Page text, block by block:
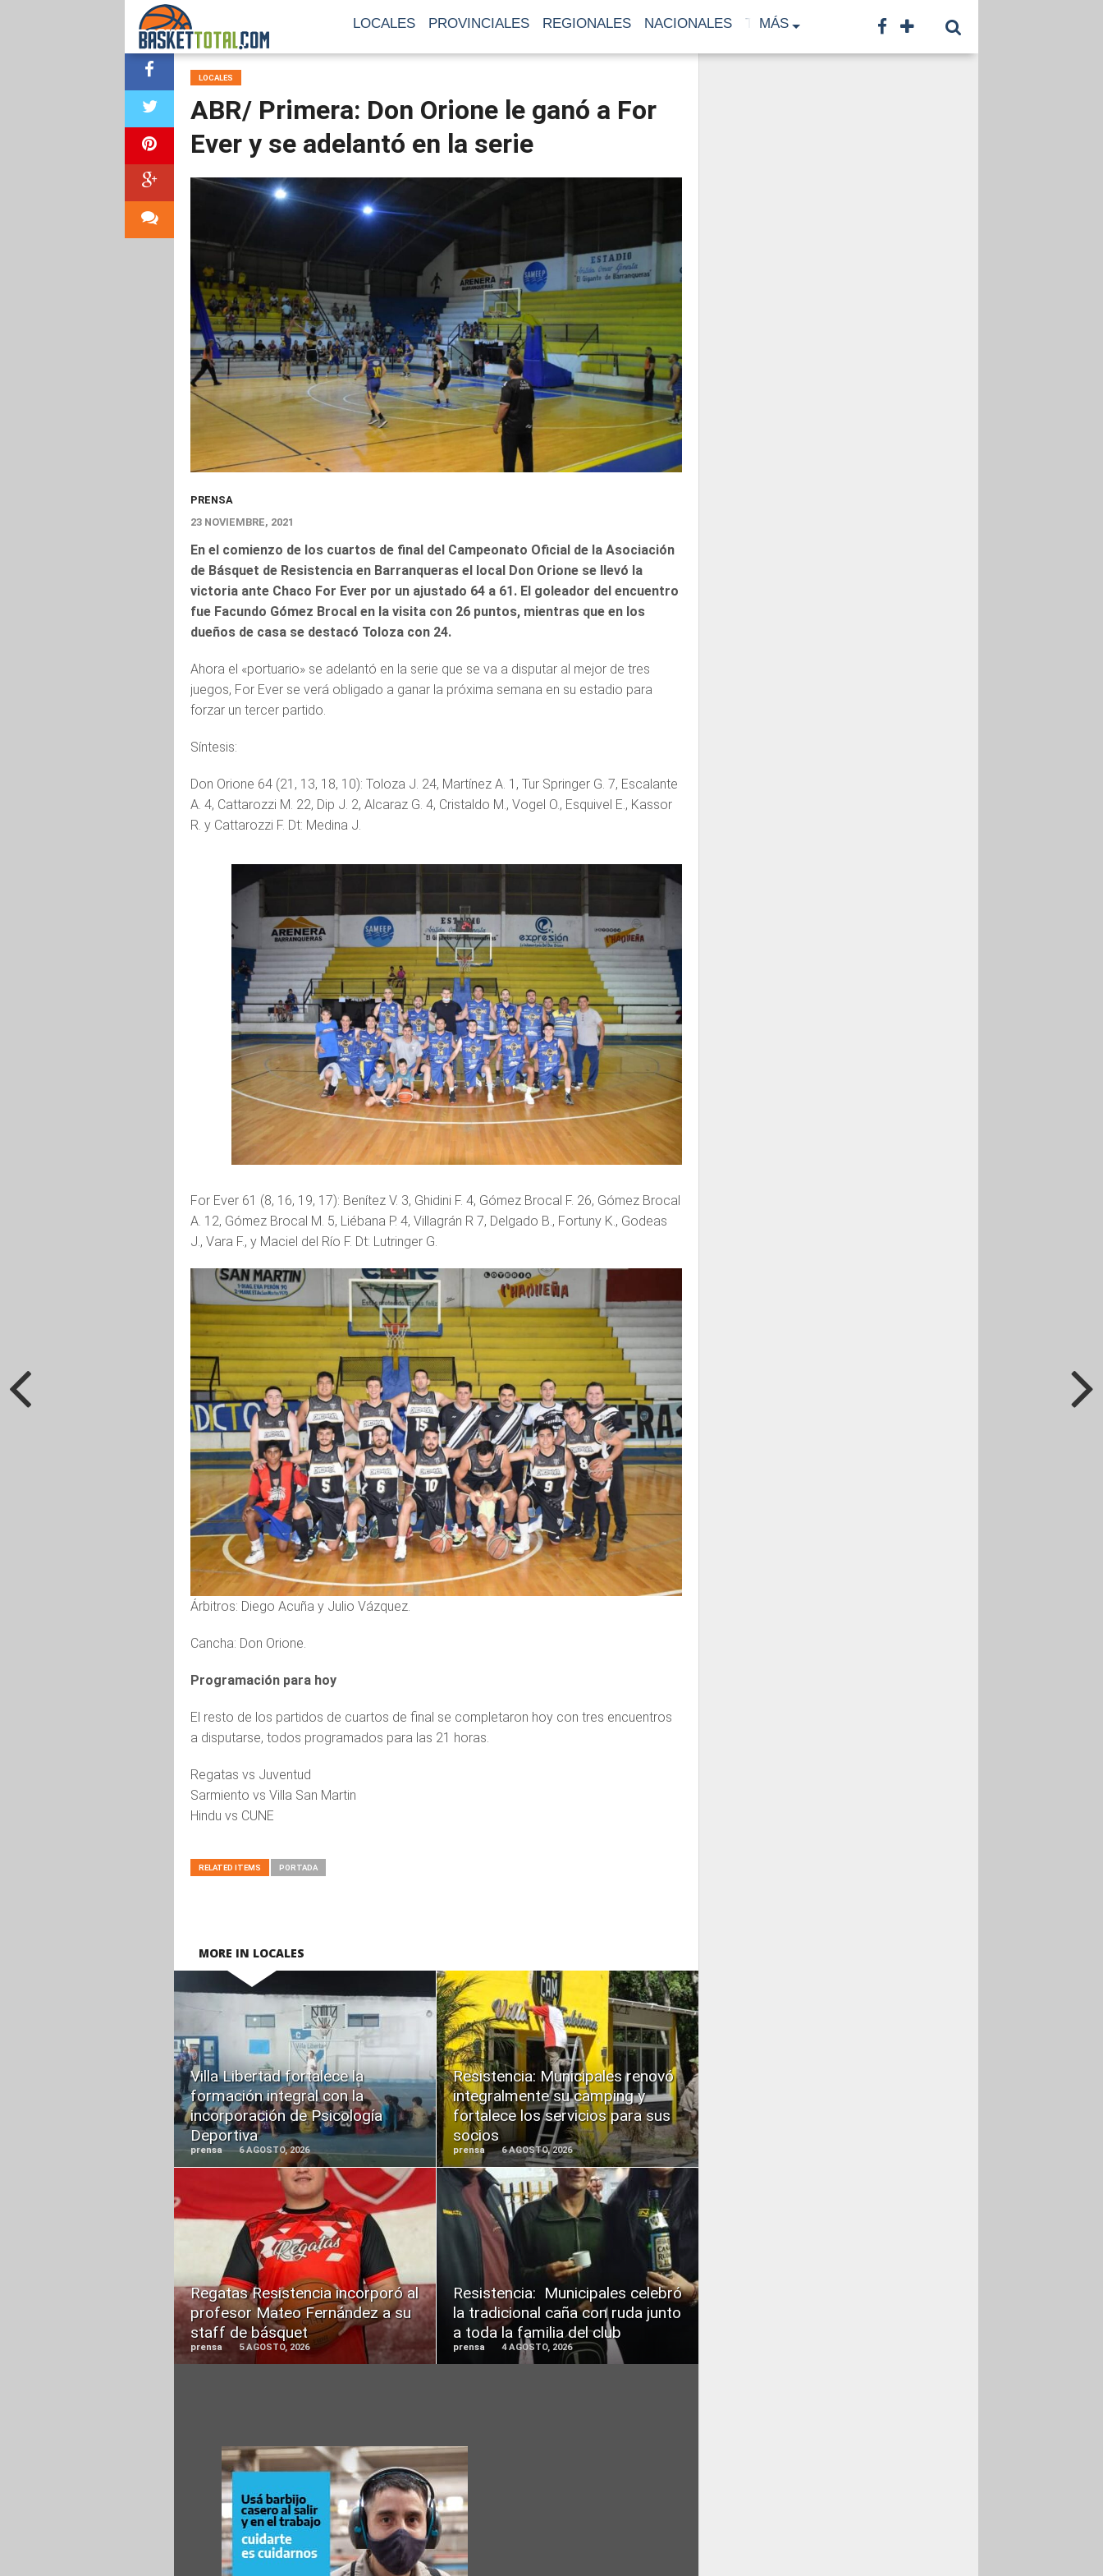
LOCALES PROVINCIALES REGIONALES NACIONALES TF TNA CONTACTO
MÁS
LOCALES
ABR/ Primera: Don Orione le ganó a For
Ever y se adelantó en la serie
PRENSA
23 NOVIEMBRE, 2021
En el comienzo de los cuartos de final del Campeonato Oficial de la Asociación
de Básquet de Resistencia en Barranqueras el local Don Orione se llevó la
victoria ante Chaco For Ever por un ajustado 64 a 61. El goleador del encuentro
fue Facundo Gómez Brocal en la visita con 26 puntos, mientras que en los
dueños de casa se destacó Toloza con 24.
Ahora el «portuario» se adelantó en la serie que se va a disputar al mejor de tres
juegos, For Ever se verá obligado a ganar la próxima semana en su estadio para
forzar un tercer partido.
Síntesis:
Don Orione 64 (21, 13, 18, 10): Toloza J. 24, Martínez A. 1, Tur Springer G. 7, Escalante
A. 4, Cattarozzi M. 22, Dip J. 2, Alcaraz G. 4, Cristaldo M., Vogel O., Esquivel E., Kassor
R. y Cattarozzi F. Dt: Medina J.
For Ever 61 (8, 16, 19, 17): Benítez V. 3, Ghidini F. 4, Gómez Brocal F. 26, Gómez Brocal
A. 12, Gómez Brocal M. 5, Liébana P. 4, Villagrán R 7, Delgado B., Fortuny K., Godeas
J., Vara F., y Maciel del Río F. Dt: Lutringer G.
Árbitros: Diego Acuña y Julio Vázquez.
Cancha: Don Orione.
Programación para hoy
El resto de los partidos de cuartos de final se completaron hoy con tres encuentros
a disputarse, todos programados para las 21 horas.
Regatas vs Juventud
Sarmiento vs Villa San Martin
Hindu vs CUNE
RELATED ITEMS PORTADA
MORE IN LOCALES
Villa Libertad fortalece la
formación integral con la
incorporación de Psicología
Deportiva
prensa 6 AGOSTO, 2026
READ
MORE
Resistencia: Municipales renovó
integralmente su camping y
fortalece los servicios para sus
socios
prensa 6 AGOSTO, 2026
READ
MORE
Regatas Resistencia incorporó al
profesor Mateo Fernández a su
staff de básquet
prensa 5 AGOSTO, 2026
READ
MORE
Resistencia: Municipales celebró
la tradicional caña con ruda junto
a toda la familia del club
prensa 4 AGOSTO, 2026
READ
MORE